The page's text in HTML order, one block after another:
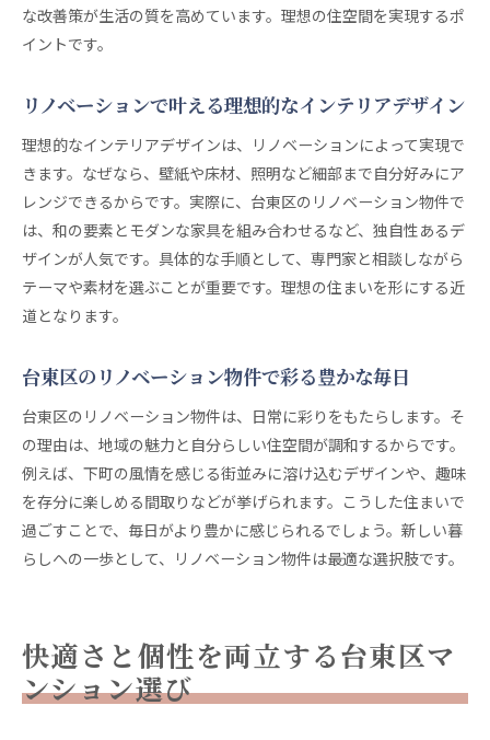
な改善策が生活の質を高めています。理想の住空間を実現するポ
イントです。
リノベーションで叶える理想的なインテリアデザイン
理想的なインテリアデザインは、リノベーションによって実現で
きます。なぜなら、壁紙や床材、照明など細部まで自分好みにア
レンジできるからです。実際に、台東区のリノベーション物件で
は、和の要素とモダンな家具を組み合わせるなど、独自性あるデ
ザインが人気です。具体的な手順として、専門家と相談しながら
テーマや素材を選ぶことが重要です。理想の住まいを形にする近
道となります。
台東区のリノベーション物件で彩る豊かな毎日
台東区のリノベーション物件は、日常に彩りをもたらします。そ
の理由は、地域の魅力と自分らしい住空間が調和するからです。
例えば、下町の風情を感じる街並みに溶け込むデザインや、趣味
を存分に楽しめる間取りなどが挙げられます。こうした住まいで
過ごすことで、毎日がより豊かに感じられるでしょう。新しい暮
らしへの一歩として、リノベーション物件は最適な選択肢です。
快適さと個性を両立する台東区マ
ンション選び